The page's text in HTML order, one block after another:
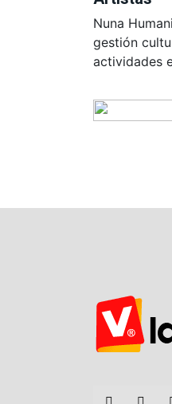
Nuna
gestión
actividades